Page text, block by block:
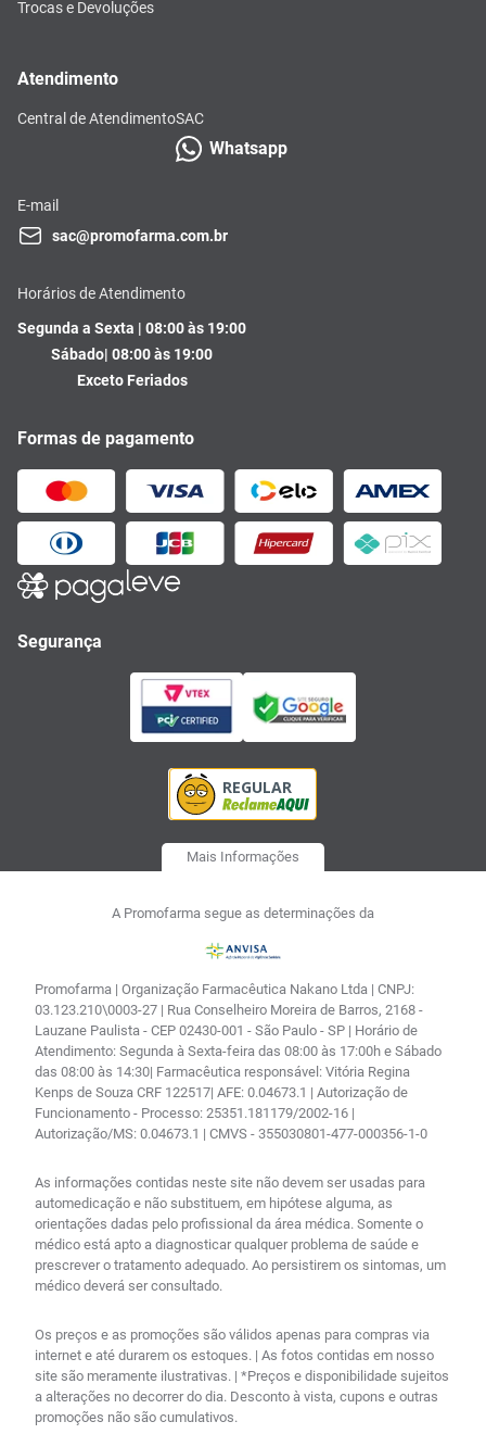
Trocas e Devoluções
Atendimento
Central de AtendimentoSAC
Whatsapp
E-mail
sac@promofarma.com.br
Horários de Atendimento
Segunda a Sexta | 08:00 às 19:00
Sábado| 08:00 às 19:00
Exceto Feriados
Formas de pagamento
Segurança
Mais Informações
A Promofarma segue as determinações da
Promofarma | Organização Farmacêutica Nakano Ltda | CNPJ:
03.123.210\0003-27 | Rua Conselheiro Moreira de Barros, 2168 -
Lauzane Paulista - CEP 02430-001 - São Paulo - SP | Horário de
Atendimento: Segunda à Sexta-feira das 08:00 às 17:00h e Sábado
das 08:00 às 14:30| Farmacêutica responsável: Vitória Regina
Kenps de Souza CRF 122517| AFE: 0.04673.1 | Autorização de
Funcionamento - Processo: 25351.181179/2002-16 |
Autorização/MS: 0.04673.1 | CMVS - 355030801-477-000356-1-0
As informações contidas neste site não devem ser usadas para
automedicação e não substituem, em hipótese alguma, as
orientações dadas pelo profissional da área médica. Somente o
médico está apto a diagnosticar qualquer problema de saúde e
prescrever o tratamento adequado. Ao persistirem os sintomas, um
médico deverá ser consultado.
Os preços e as promoções são válidos apenas para compras via
internet e até durarem os estoques. | As fotos contidas em nosso
site são meramente ilustrativas. | *Preços e disponibilidade sujeitos
a alterações no decorrer do dia. Desconto à vista, cupons e outras
promoções não são cumulativos.